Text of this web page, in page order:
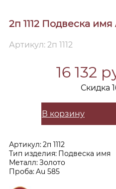
2п 1112 Подвеска имя
Артикул: 2п 1112
16 132
Скидка
В корзину
Артикул:2п 1112
Тип изделия: Подвеска имя
Металл:Золото
Проба:Au 585